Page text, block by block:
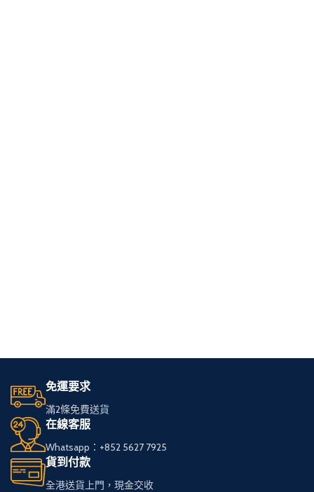
免運要求
滿2條免費送貨
在線客服
Whatsapp：+852 5627 7925
貨到付款
全港送貨上門，現金交收